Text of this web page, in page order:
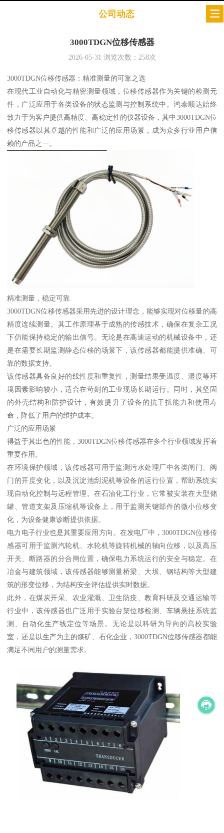
公司动态
3000TDGN位移传感器
2026-05-31 浏览次数： 258次
3000TDGN位移传感器：精准测量的可靠之选
在现代工业自动化与精密测量领域，位移传感器作为关键的检测元
件，广泛应用于各类设备的状态监测与控制系统中。鸿泰顺达始终
致力于为客户提供高精度、高稳定性的仪器设备，其中3000TDGN位
移传感器以其卓越的性能和广泛的应用场景，成为众多行业用户信
赖的产品之一。
精准测量，稳定可靠
3000TDGN位移传感器采用先进的设计理念，能够实现对位移量的高
精度连续测量。其工作原理基于成熟的传感技术，确保在复杂工况
下仍能保持稳定的输出信号。无论是在高速运动的机械设备中，还
是在需要长期监测静态位移的场景下，该传感器都能提供准确、可
靠的数据支持。
该传感器具备良好的线性度和重复性，测量结果受温度、湿度等环
境因素影响较小，适合在苛刻的工业现场长期运行。同时，其坚固
的外壳结构和防护设计，有效提升了设备的抗干扰能力和使用寿
命，降低了用户的维护成本。
广泛的应用场景
得益于其出色的性能，3000TDGN位移传感器在多个行业领域发挥着
重要作用。
在环境保护领域，该传感器可用于监测污水处理厂中各类闸门、阀
门的开度变化，以及沉淀池刮泥机等设备的运行位置，帮助系统实
现自动化控制与远程管理。在石油化工行业，它常被安装在大型储
罐、管道支架及压缩机等设备上，用于监测关键部件的微小位移变
化，为设备健康诊断提供依据。
电力电子行业也是其重要应用方向。在发电厂中，3000TDGN位移传
感器可用于监测汽轮机、水轮机等旋转机械的轴向位移，以及高压
开关、断路器的分合闸位置，确保电力系统运行的安全与稳定。在
冶金与建筑领域，该传感器能够测量桥梁、大坝、钢结构等大型建
筑的形变位移，为结构安全评估提供实时数据。
此外，在煤炭开采、农业灌溉、卫生防疫、教育科研及交通运输等
行业中，该传感器也广泛用于实验台架位移检测、车辆悬挂系统监
测、自动化生产线定位等场景。无论是以科研为导向的高校实验
室，还是以生产为主的煤矿、石化企业，3000TDGN位移传感器都能
满足不同用户的测量需求。